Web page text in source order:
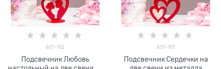
607-102
Подсвечник Любовь
607-101
Подсвечник Сердечки на